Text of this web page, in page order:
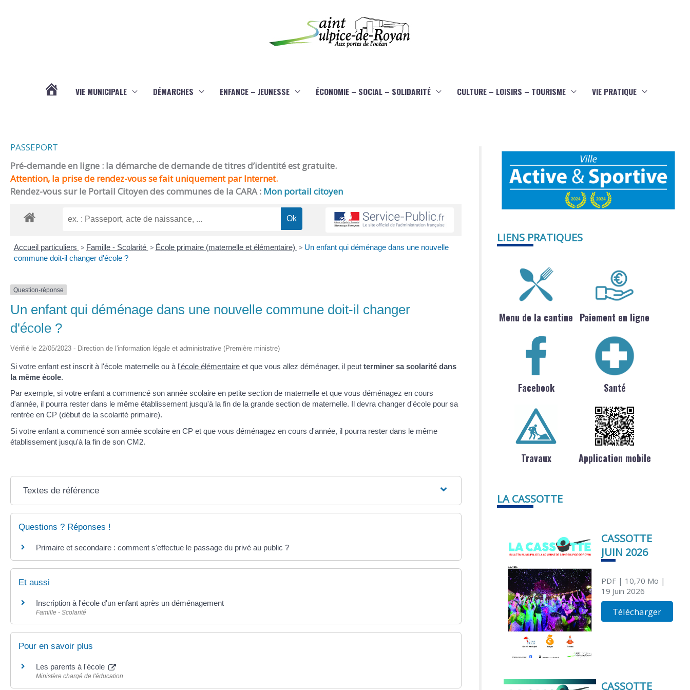
VIE MUNICIPALE DÉMARCHES ENFANCE – JEUNESSE ÉCONOMIE – SOCIAL – SOLIDARITÉ CULTURE – LOISIRS – TOURISME VIE PRATIQUE
PASSEPORT
Pré-demande en ligne : la démarche de demande de titres d’identité est gratuite.
Attention, la prise de rendez-vous se fait uniquement par Internet.
Rendez-vous sur le Portail Citoyen des communes de la CARA : Mon portail citoyen
Accueil particuliers > Famille - Scolarité > École primaire (maternelle et élémentaire) > Un enfant qui déménage dans une nouvelle
commune doit-il changer d'école ?
Question-réponse
Un enfant qui déménage dans une nouvelle commune doit-il changer
d'école ?
Vérifié le 22/05/2023 - Direction de l'information légale et administrative (Première ministre)
Si votre enfant est inscrit à l'école maternelle ou à l'école élémentaire et que vous allez déménager, il peut terminer sa scolarité dans
la même école.
Par exemple, si votre enfant a commencé son année scolaire en petite section de maternelle et que vous déménagez en cours
d'année, il pourra rester dans le même établissement jusqu'à la fin de la grande section de maternelle. Il devra changer d'école pour sa
rentrée en CP (début de la scolarité primaire).
Si votre enfant a commencé son année scolaire en CP et que vous déménagez en cours d'année, il pourra rester dans le même
établissement jusqu'à la fin de son CM2.
Textes de référence
Questions ? Réponses !
Primaire et secondaire : comment s'effectue le passage du privé au public ?
Et aussi
Inscription à l'école d'un enfant après un déménagement
Famille - Scolarité
Pour en savoir plus
Les parents à l'école
Ministère chargé de l'éducation
LIENS PRATIQUES
Menu de la cantine Paiement en ligne
Facebook Santé
Travaux Application mobile
LA CASSOTTE
CASSOTTE
JUIN 2026
PDF| 10,70 Mo |
19 Juin 2026
Télécharger
CASSOTTE